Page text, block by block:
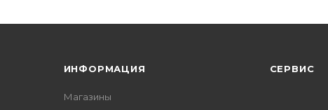
ИНФОРМАЦИЯ
Магазины
СЕРВИС